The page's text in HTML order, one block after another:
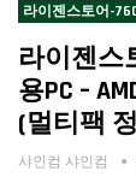
라이젠스토어-
라이젠스
용PC –
(멀티팩
샤인컴 샤인컴